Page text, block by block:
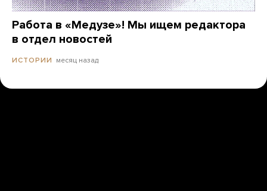
Работа в «Медузе»! Мы ищем редактора
в отдел новостей
ИСТОРИИ месяц назад